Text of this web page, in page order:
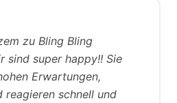
zu Bling Bling
sind super happy!! Sie
Erwartungen,
reagieren schnell und